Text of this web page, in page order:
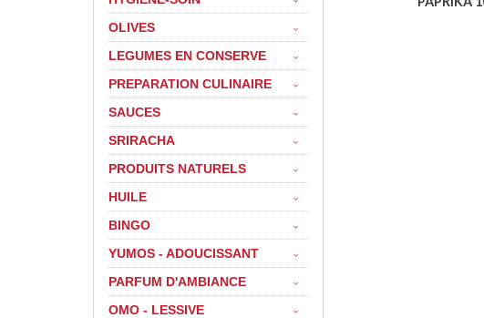
OLIVES
LEGUMES EN CONSERVE
PREPARATION CULINAIRE
SAUCES
SRIRACHA
PRODUITS NATURELS
HUILE
BINGO
YUMOS - ADOUCISSANT
PARFUM D'AMBIANCE
OMO - LESSIVE